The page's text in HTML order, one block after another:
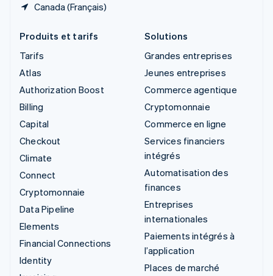
Canada (Français)
Produits et tarifs
Tarifs
Atlas
Authorization Boost
Billing
Capital
Checkout
Climate
Connect
Cryptomonnaie
Data Pipeline
Elements
Financial Connections
Identity
Solutions
Grandes entreprises
Jeunes entreprises
Commerce agentique
Cryptomonnaie
Commerce en ligne
Services financiers
intégrés
Automatisation des
finances
Entreprises
internationales
Paiements intégrés à
l’application
Places de marché